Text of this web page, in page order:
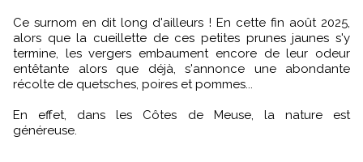
Ce surnom en dit long d'ailleurs ! En cette fin août 2025,
alors que la cueillette de ces petites prunes jaunes s'y
termine, les vergers embaument encore de leur odeur
entêtante alors que déjà, s'annonce une abondante
récolte de quetsches, poires et pommes...
En effet, dans les Côtes de Meuse, la nature est
généreuse.